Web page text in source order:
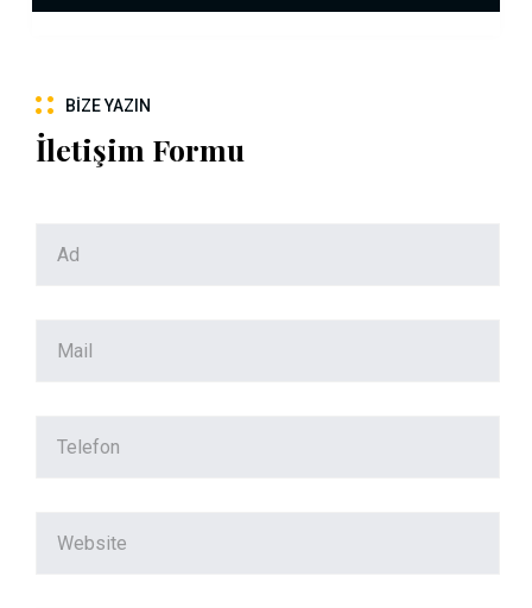
BIZE YAZIN
İletişim Formu